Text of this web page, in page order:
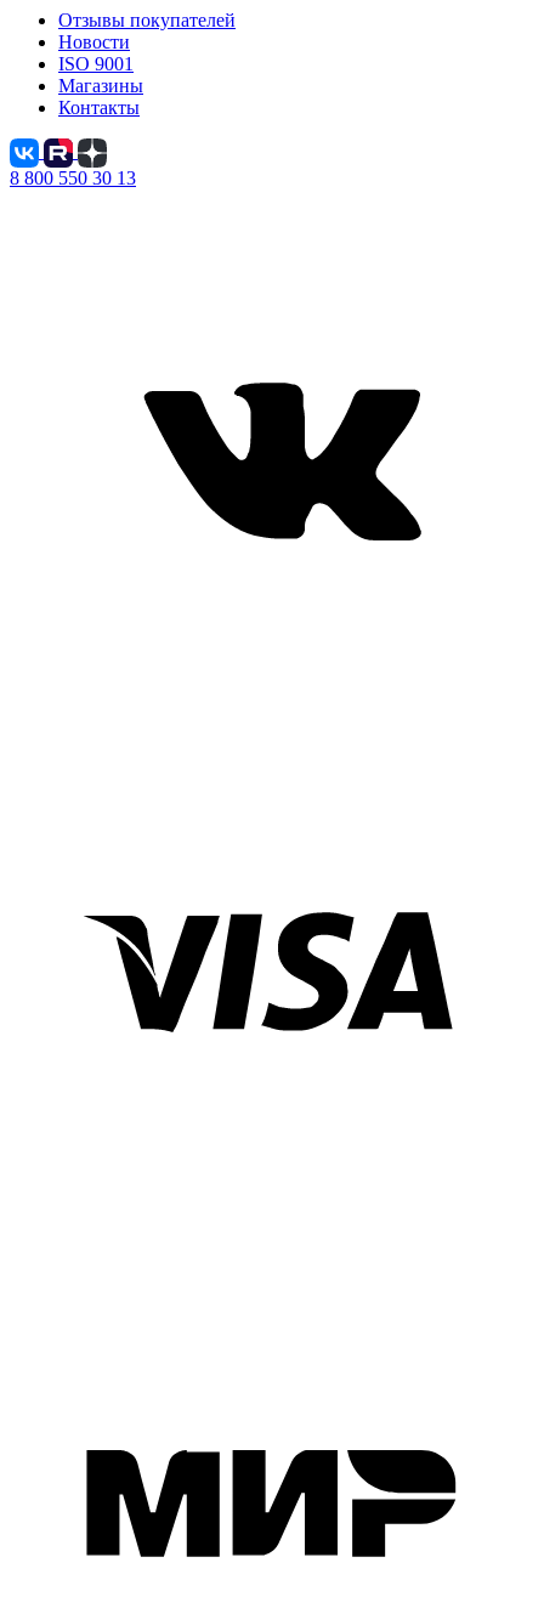
Отзывы покупателей
Новости
ISO 9001
Магазины
Контакты
8 800 550 30 13